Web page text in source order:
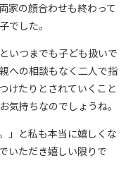
家の顔合わせも終わって
でした。
いつまでも子ども扱いで
への相談もなく二人で指
けたりとされていくこと
気持ちなのでしょうね。
」と私も本当に嬉しくな
いただき嬉しい限りで